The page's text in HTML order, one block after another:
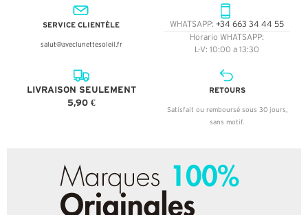
SERVICE CLIENTÈLE
salut@aveclunettesoleil.fr
WHATSAPP: +34 663 34 44 55
Horario WHATSAPP:
L-V: 10:00 a 13:30
LIVRAISON SEULEMENT
5,90 €
RETOURS
Satisfait ou remboursé sous 30 jours,
sans motif.